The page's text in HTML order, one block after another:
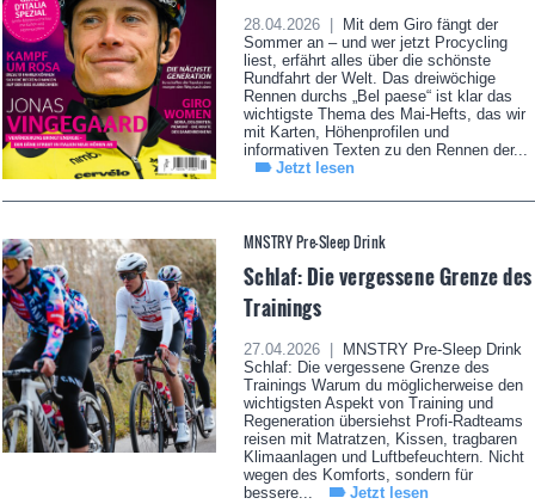
28.04.2026 |
Mit dem Giro fängt der
Sommer an – und wer jetzt Procycling
liest, erfährt alles über die schönste
Rundfahrt der Welt. Das dreiwöchige
Rennen durchs „Bel paese“ ist klar das
wichtigste Thema des Mai-Hefts, das wir
mit Karten, Höhenprofilen und
informativen Texten zu den Rennen der...
Jetzt lesen
MNSTRY Pre-Sleep Drink
Schlaf: Die vergessene Grenze des
Trainings
27.04.2026 |
MNSTRY Pre-Sleep Drink
Schlaf: Die vergessene Grenze des
Trainings Warum du möglicherweise den
wichtigsten Aspekt von Training und
Regeneration übersiehst Profi-Radteams
reisen mit Matratzen, Kissen, tragbaren
Klimaanlagen und Luftbefeuchtern. Nicht
wegen des Komforts, sondern für
bessere...
Jetzt lesen